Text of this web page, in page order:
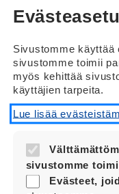
Vastaus
Kysyitkö
antanut sinun
Sinun
kanssa. Kerro,
mitä
Tsemppiä!
Sivustomme käyttää
sivustomme toimii
myös kehittää
käyttäjien tarpeita.
Lue lisää
sivustomme
Nämä evästeet
Evästeet,